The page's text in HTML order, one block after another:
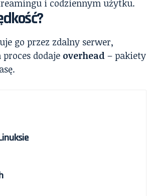
i codziennym użytku.
go przez zdalny serwer,
dodaje overhead – pakiety